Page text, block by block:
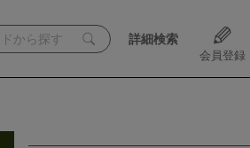
詳細検索
会員登録